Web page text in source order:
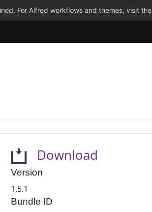
For Alfred workflows and themes, visit the
Download
Version
1.5.1
Bundle ID